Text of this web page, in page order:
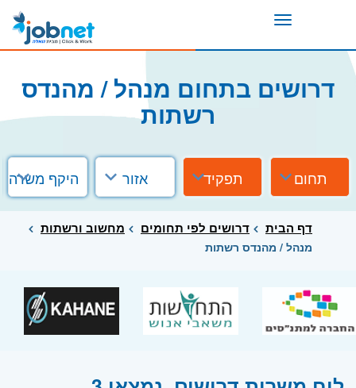
Toggle
דרושים בתחום מנהל / מהנדס
רשתות
תחום תפקיד אזור היקף משרה
דף הבית דרושים לפי תחומים מחשוב ורשתות
מנהל / מהנדס רשתות